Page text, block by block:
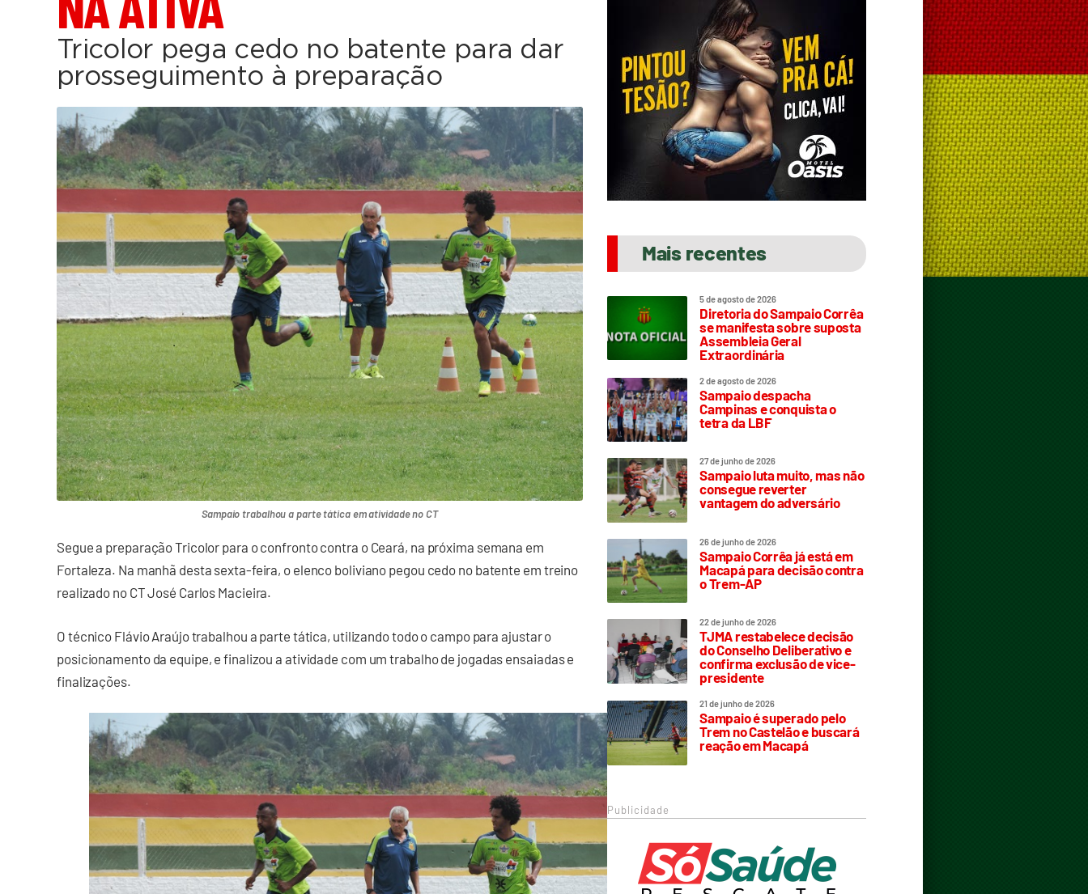
Tricolor pega cedo no batente para dar
prosseguimento à preparação
Sampaio trabalhou a parte tática em atividade no CT
Segue a preparação Tricolor para o confronto contra o Ceará, na próxima semana em
Fortaleza. Na manhã desta sexta-feira, o elenco boliviano pegou cedo no batente em treino
realizado no CT José Carlos Macieira.
O técnico Flávio Araújo trabalhou a parte tática, utilizando todo o campo para ajustar o
posicionamento da equipe, e finalizou a atividade com um trabalho de jogadas ensaiadas e
finalizações.
Mais recentes
5 de agosto de 2026
Diretoria do Sampaio Corrêa
se manifesta sobre suposta
Assembleia Geral
Extraordinária
2 de agosto de 2026
Sampaio despacha
Campinas e conquista o
tetra da LBF
27 de junho de 2026
Sampaio luta muito, mas não
consegue reverter
vantagem do adversário
26 de junho de 2026
Sampaio Corrêa já está em
Macapá para decisão contra
o Trem-AP
22 de junho de 2026
TJMA restabelece decisão
do Conselho Deliberativo e
confirma exclusão de vice-
presidente
21 de junho de 2026
Sampaio é superado pelo
Trem no Castelão e buscará
reação em Macapá
Publicidade